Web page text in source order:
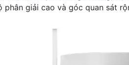
phân giải cao và góc quan sát